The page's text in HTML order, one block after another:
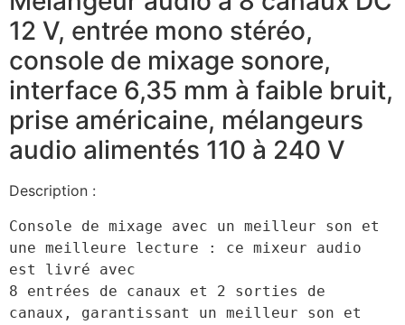
12 V, entrée mono stéréo,
console de mixage sonore,
interface 6,35 mm à faible bruit,
prise américaine, mélangeurs
audio alimentés 110 à 240 V
Description :
Console de mixage avec un meilleur son et
une meilleure lecture : ce mixeur audio
est livré avec
8 entrées de canaux et 2 sorties de
canaux, garantissant un meilleur son et